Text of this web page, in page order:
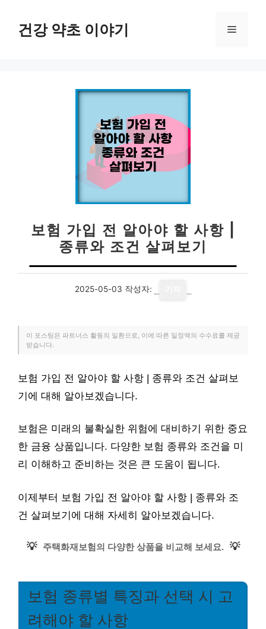
건강 약초 이야기 메
보험 가입 전 알아야 할 사항 |
종류와 조건 살펴보기
2025-05-03 작성자:
이 포스팅은 파트너스 활동의 일환으로, 이에 따른 일정액의 수수료를 제공
받습니다.
보험 가입 전 알아야 할 사항 | 종류와 조건 살펴보
기에 대해 알아보겠습니다.
보험은 미래의 불확실한 위험에 대비하기 위한 중요
한 금융 상품입니다. 다양한 보험 종류와 조건을 미
리 이해하고 준비하는 것은 큰 도움이 됩니다.
이제부터 보험 가입 전 알아야 할 사항 | 종류와 조
건 살펴보기에 대해 자세히 알아보겠습니다.
💡 주택화재보험의 다양한 상품을 비교해 보세요. 💡
보험 종류별 특징과 선택 시 고
려해야 할 사항